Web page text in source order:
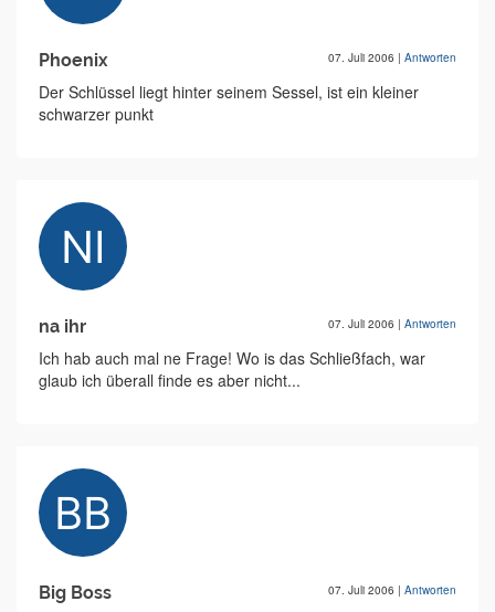
Phoenix 07. Juli 2006 | Antworten
Der Schlüssel liegt hinter seinem Sessel, ist ein kleiner
schwarzer punkt
na ihr 07. Juli 2006 | Antworten
Ich hab auch mal ne Frage! Wo is das Schließfach, war
glaub ich überall finde es aber nicht...
Big Boss 07. Juli 2006 | Antworten